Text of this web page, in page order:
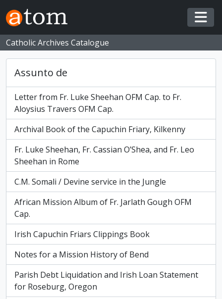
Skip to main content
Catholic Archives Catalogue
Assunto de
Letter from Fr. Luke Sheehan OFM Cap. to Fr.
Aloysius Travers OFM Cap.
Archival Book of the Capuchin Friary, Kilkenny
Fr. Luke Sheehan, Fr. Cassian O’Shea, and Fr. Leo
Sheehan in Rome
C.M. Somali / Devine service in the Jungle
African Mission Album of Fr. Jarlath Gough OFM
Cap.
Irish Capuchin Friars Clippings Book
Notes for a Mission History of Bend
Parish Debt Liquidation and Irish Loan Statement
for Roseburg, Oregon